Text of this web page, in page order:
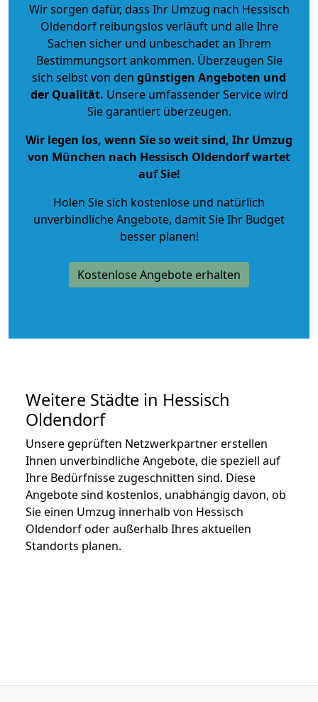
Wir sorgen dafür, dass Ihr Umzug nach Hessisch
Oldendorf reibungslos verläuft und alle Ihre
Sachen sicher und unbeschadet an Ihrem
Bestimmungsort ankommen. Überzeugen Sie
sich selbst von den günstigen Angeboten und
der Qualität. Unsere umfassender Service wird
Sie garantiert überzeugen.
Wir legen los, wenn Sie so weit sind, Ihr Umzug
von München nach Hessisch Oldendorf wartet
auf Sie!
Holen Sie sich kostenlose und natürlich
unverbindliche Angebote, damit Sie Ihr Budget
besser planen!
Kostenlose Angebote erhalten
Weitere Städte in Hessisch
Oldendorf
Unsere geprüften Netzwerkpartner erstellen
Ihnen unverbindliche Angebote, die speziell auf
Ihre Bedürfnisse zugeschnitten sind. Diese
Angebote sind kostenlos, unabhängig davon, ob
Sie einen Umzug innerhalb von Hessisch
Oldendorf oder außerhalb Ihres aktuellen
Standorts planen.